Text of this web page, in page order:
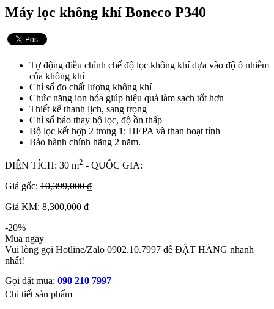
Máy lọc không khí Boneco P340
Tự động điều chỉnh chế độ lọc không khí dựa vào độ ô nhiễm
của không khí
Chỉ số đo chất lượng không khí
Chức năng ion hóa giúp hiệu quả làm sạch tốt hơn
Thiết kế thanh lịch, sang trọng
Chỉ số báo thay bộ lọc, độ ồn thấp
Bộ lọc kết hợp 2 trong 1: HEPA và than hoạt tính
Bảo hành chính hãng 2 năm.
DIỆN TÍCH: 30 m2 - QUỐC GIA:
Giá gốc: 10,399,000 ₫
Giá KM: 8,300,000 ₫
-20%
Mua ngay
Vui lòng gọi Hotline/Zalo 0902.10.7997 để ĐẶT HÀNG nhanh
nhất!
Gọi đặt mua: 090 210 7997
Chi tiết sản phẩm